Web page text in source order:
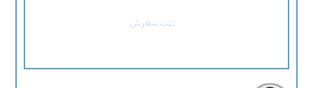
ثبت سفارش